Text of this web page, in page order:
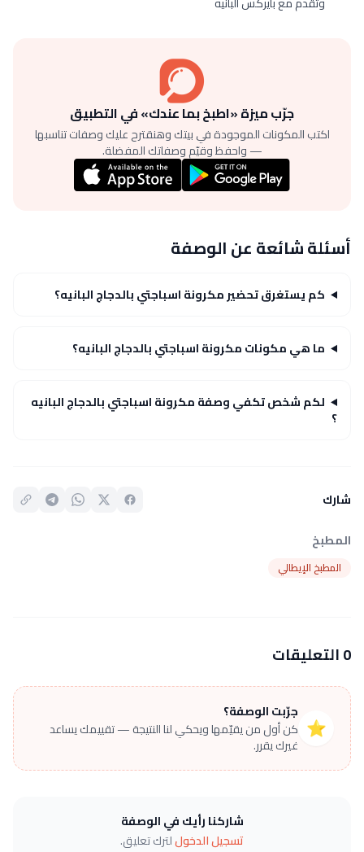
جرّب ميزة «اطبخ بما عندك» في التطبيق
اكتب المكونات الموجودة في بيتك وهنقترح عليك وصفات تناسبها
— واحفظ وقيّم وصفاتك المفضلة.
أسئلة شائعة عن الوصفة
كم يستغرق تحضير مكرونة اسباجتي بالدجاج البانيه​؟
ما هي مكونات مكرونة اسباجتي بالدجاج البانيه​؟
لكم شخص تكفي وصفة مكرونة اسباجتي بالدجاج البانيه​
؟
شارك
المطبخ
المطبخ الإيطالي
0 التعليقات
⭐
جرّبت الوصفة؟
كن أول من يقيّمها ويحكي لنا النتيجة — تقييمك يساعد
غيرك يقرر.
شاركنا رأيك في الوصفة
تسجيل الدخوللترك تعليق.